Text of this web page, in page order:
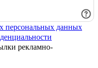
персональных данных
рекламно-